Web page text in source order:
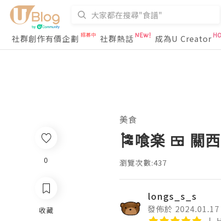
社群創作有價企劃 社群熱話 成為U Creator
0
收藏
美食
🎏喰楽 🍱 關
瀏覽次數:437
longs_s_s
發佈於 2024.01.17